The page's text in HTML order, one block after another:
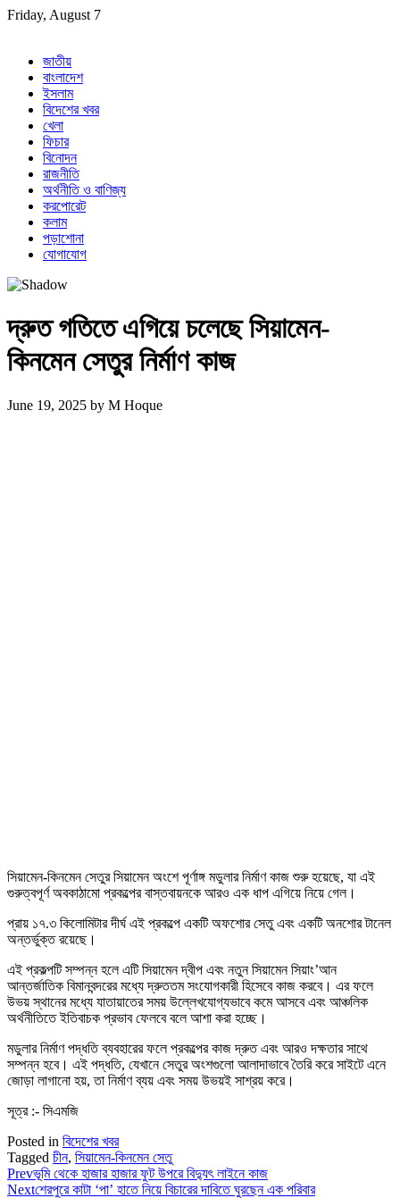
Skip
Friday, August 7
জাতীয়
বাংলাদেশ
ইসলাম
বিদেশের খবর
খেলা
ফিচার
বিনোদন
রাজনীতি
অর্থনীতি ও বাণিজ্য
করপোরেট
কলাম
পড়াশোনা
যোগাযোগ
দ্রুত গতিতে এগিয়ে চলেছে সিয়ামেন-
কিনমেন সেতুর নির্মাণ কাজ
June 19, 2025 by M Hoque
সিয়ামেন-কিনমেন সেতুর সিয়ামেন অংশে পূর্ণাঙ্গ মডুলার নির্মাণ কাজ শুরু হয়েছে, যা এই
গুরুত্বপূর্ণ অবকাঠামো প্রকল্পের বাস্তবায়নকে আরও এক ধাপ এগিয়ে নিয়ে গেল।
প্রায় ১৭.৩ কিলোমিটার দীর্ঘ এই প্রকল্পে একটি অফশোর সেতু এবং একটি অনশোর টানেল
অন্তর্ভুক্ত রয়েছে।
এই প্রকল্পটি সম্পন্ন হলে এটি সিয়ামেন দ্বীপ এবং নতুন সিয়ামেন সিয়াং’আন
আন্তর্জাতিক বিমানবন্দরের মধ্যে দ্রুততম সংযোগকারী হিসেবে কাজ করবে। এর ফলে
উভয় স্থানের মধ্যে যাতায়াতের সময় উল্লেখযোগ্যভাবে কমে আসবে এবং আঞ্চলিক
অর্থনীতিতে ইতিবাচক প্রভাব ফেলবে বলে আশা করা হচ্ছে।
মডুলার নির্মাণ পদ্ধতি ব্যবহারের ফলে প্রকল্পের কাজ দ্রুত এবং আরও দক্ষতার সাথে
সম্পন্ন হবে। এই পদ্ধতি, যেখানে সেতুর অংশগুলো আলাদাভাবে তৈরি করে সাইটে এনে
জোড়া লাগানো হয়, তা নির্মাণ ব্যয় এবং সময় উভয়ই সাশ্রয় করে।
সূত্র :- সিএমজি
Posted in বিদেশের খবর
Tagged চীন, সিয়ামেন-কিনমেন সেতু
Prevভূমি থেকে হাজার হাজার ফুট উপরে বিদ্যুৎ লাইনে কাজ
Nextশেরপুরে কাটা ‘পা’ হাতে নিয়ে বিচারের দাবিতে ঘুরছেন এক পরিবার